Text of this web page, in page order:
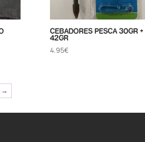
CEBADORES PESCA 30GR +
42GR
4.95€
→